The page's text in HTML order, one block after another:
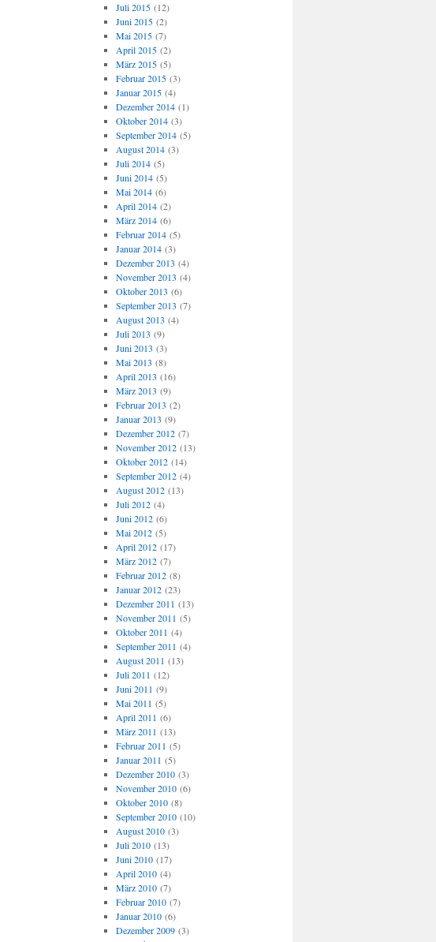
Juli 2015(12)
Juni 2015(2)
Mai 2015(7)
April 2015(2)
März 2015(5)
Februar 2015(3)
Januar 2015(4)
Dezember 2014(1)
Oktober 2014(3)
September 2014(5)
August 2014(3)
Juli 2014(5)
Juni 2014(5)
Mai 2014(6)
April 2014(2)
März 2014(6)
Februar 2014(5)
Januar 2014(3)
Dezember 2013 (4)
November 2013 (4)
Oktober 2013 (6)
September 2013 (7)
August 2013 (4)
Juli 2013 (9)
Juni 2013 (3)
Mai 2013 (8)
April 2013 (16)
März 2013 (9)
Februar 2013 (2)
Januar 2013 (9)
Dezember 2012(7)
November 2012(13)
Oktober 2012(14)
September 2012(4)
August 2012(13)
Juli 2012(4)
Juni 2012(6)
Mai 2012(5)
April 2012(17)
März 2012(7)
Februar 2012(8)
Januar 2012(23)
Dezember 2011 (13)
November 2011 (5)
Oktober 2011 (4)
September 2011 (4)
August 2011 (13)
Juli 2011 (12)
Juni 2011 (9)
Mai 2011 (5)
April 2011 (6)
März 2011 (13)
Februar 2011 (5)
Januar 2011 (5)
Dezember 2010(3)
November 2010(6)
Oktober 2010(8)
September 2010(10)
August 2010(3)
Juli 2010(13)
Juni 2010(17)
April 2010(4)
März 2010(7)
Februar 2010(7)
Januar 2010(6)
Dezember 2009(3)